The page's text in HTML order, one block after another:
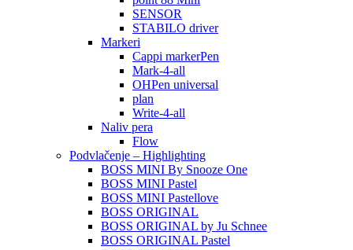
SENSOR
STABILO driver
Markeri
Cappi markerPen
Mark-4-all
OHPen universal
plan
Write-4-all
Naliv pera
Flow
Podvlačenje – Highlighting
BOSS MINI By Snooze One
BOSS MINI Pastel
BOSS MINI Pastellove
BOSS ORIGINAL
BOSS ORIGINAL by Ju Schnee
BOSS ORIGINAL Pastel